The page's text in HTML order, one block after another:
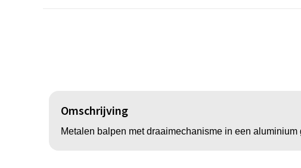
Omschrijving
Metalen balpen met draaimechanisme in een